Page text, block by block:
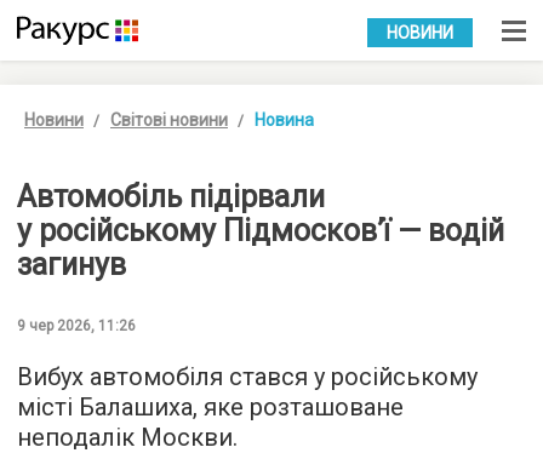
УКР РУС
НОВИНИ
Новини Світові новини Новина
Автомобіль підірвали
у російському Підмосков’ї — водій
загинув
9 чер 2026, 11:26
Вибух автомобіля стався у російському
місті Балашиха, яке розташоване
неподалік Москви.